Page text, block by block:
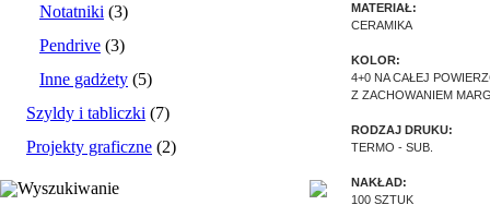
Notatniki (3)
Pendrive (3)
Inne gadżety (5)
Szyldy i tabliczki (7)
Projekty graficzne (2)
Wyszukiwanie
MATERIAŁ:
CERAMIKA
KOLOR:
4+0 NA CAŁEJ
Z ZACHOWANIEM
RODZAJ DRUKU:
TERMO - SUB.
NAKŁAD:
100 SZTUK